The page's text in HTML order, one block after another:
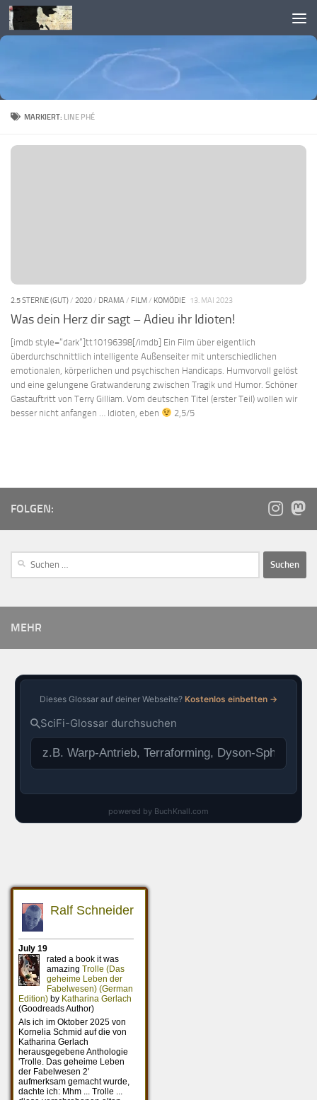
Skip to content
MARKIERT: LINE PHÉ
2.5 STERNE (GUT)/ 2020/ DRAMA / FILM/ KOMÖDIE 13. MAI 2023
Was dein Herz dir sagt – Adieu ihr Idioten!
[imdb style=“dark“]tt10196398[/imdb] Ein Film über eigentlich
überdurchschnittlich intelligente Außenseiter mit unterschiedlichen
emotionalen, körperlichen und psychischen Handicaps. Humvorvoll gelöst
und eine gelungene Gratwanderung zwischen Tragik und Humor. Schöner
Gastauftritt von Terry Gilliam. Vom deutschen Titel (erster Teil) wollen wir
besser nicht anfangen … Idioten, eben
2,5/5
FOLGEN:
MEHR